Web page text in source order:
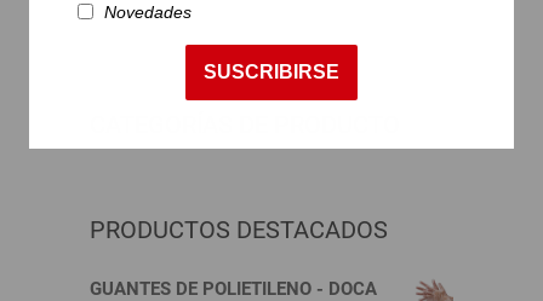
PRODUCTOS DESTACADOS
GUANTES DE POLIETILENO - DOCA
Novedades
SUSCRIBIRSE